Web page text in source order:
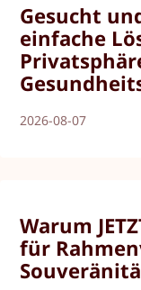
Gesucht
einfache
2026-08-07
Warum
für